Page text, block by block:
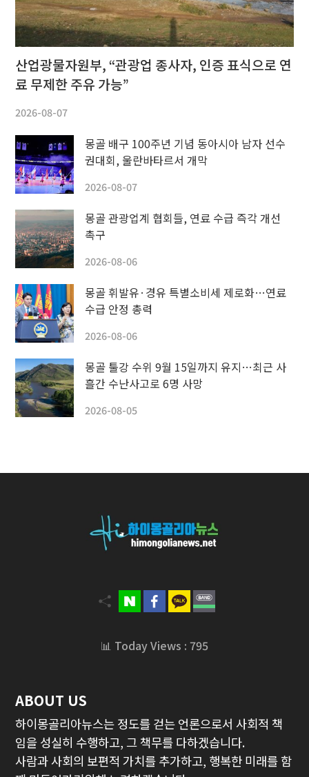
산업광물자원부, “관광업 종사자, 인증 표식으로 연
료 무제한 주유 가능”
2026-08-07
몽골 배구 100주년 기념 동아시아 남자 선수
권대회, 울란바타르서 개막
2026-08-07
몽골 관광업계 협회들, 연료 수급 즉각 개선
촉구
2026-08-06
몽골 휘발유·경유 특별소비세 제로화…연료
수급 안정 총력
2026-08-06
몽골 툴강 수위 9월 15일까지 유지…최근 사
흘간 수난사고로 6명 사망
2026-08-05
📊 Today Views : 795
ABOUT US
하이몽골리아뉴스는 정도를 걷는 언론으로서 사회적 책
임을 성실히 수행하고, 그 책무를 다하겠습니다.
사람과 사회의 보편적 가치를 추가하고, 행복한 미래를 함